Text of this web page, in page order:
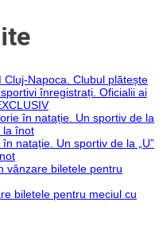
Cluj-Napoca. Clubul plătește
înregistrați. Oficialii ai
în natație. Un sportiv de la
la înot
natație. Un sportiv de la „U”
vânzare biletele pentru
biletele pentru meciul cu